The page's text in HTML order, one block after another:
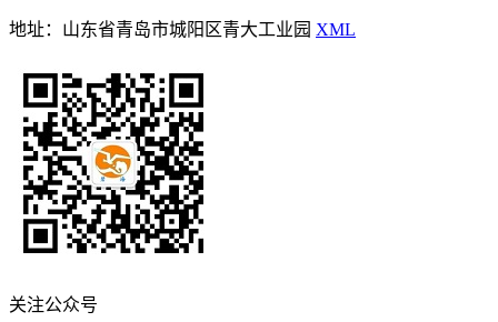
地址：山东省青岛市城阳区青大工业园 XML
关注公众号